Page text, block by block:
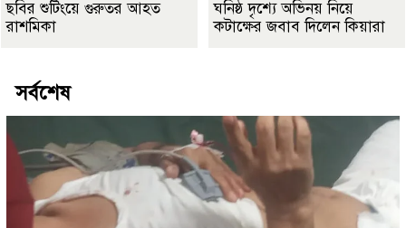
ছবির শুটিংয়ে গুরুতর আহত
রাশমিকা
ঘনিষ্ঠ দৃশ্যে অভিনয় নিয়ে
কটাক্ষের জবাব দিলেন কিয়ারা
সর্বশেষ